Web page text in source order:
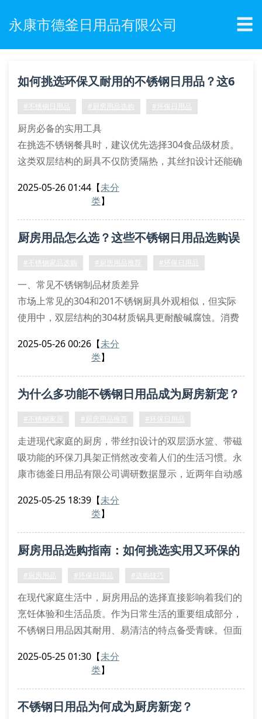
永康市德釜日用品有限公司 ☰
如何挑选环保又耐用的不锈钢日用品？这6
个技巧必须掌握！
#不锈钢日用品 #厨房用品选购 #环保日用品
厨房必备的实用工具
在挑选不锈钢餐具时，建议优先选择304食品级材质。
这类双层结构的厨具不仅防烫隔热，其丝扣设计还能确
但要注意查看产品是否通过sgs环保认证。
有效防锈。实测显示，采用加厚材质的储物罐承重能力
提升40%，特别适合存放干货调料。选购时注意观察产
2025-05-26 01:44 【未分
类】
厨房用品怎么选？这些不锈钢日用品选购误
区要避开！
#不锈钢家品选购 #厨房用品推荐 #环保日用品
一、常见不锈钢制品材质差异
市场上常见的304和201不锈钢厨具外观相似，但实际
使用中，双层结构的304材质锅具更耐酸碱腐蚀。消费
正规厂家会在器皿底部标注材质类型。特别要注意带丝
二、多功能设计产品选购要点
自动沥水菜篮建议选择带有环保硅胶垫的款式，既能保
2025-05-26 00:26 【未分
类】
为什么多功能不锈钢日用品成为厨房新宠？
#不锈钢家居 #厨房用品推荐 #环保日用品
走进现代家庭的厨房，带丝扣设计的双层沥水篮、带磁
吸功能的环保刀具架正悄然改变着人们的生活习惯。永
康市德釜日用品有限公司调研数据显示，近两年自动感
重塑厨房生态。
食材保存周期。采用冲压工艺制作的丝扣密封罐，通过
旋转式锁紧结构实现零渗漏。这些创新设计让传统塑料
2025-05-25 18:39 【未分
类】
厨房用品选购指南：如何挑选实用又环保的
不锈钢日用品？
#厨房用品 #环保日用品 #选购技巧
在现代家庭生活中，厨房用品的选择直接影响着我们的
烹饪体验和生活品质。作为日常生活的重要组成部分，
不锈钢日用品因其耐用、易清洁的特点备受青睐。但面
究竟什么样的厨房用品才真正实用又环保？
产品不仅外观时尚，而且具有防锈、耐腐蚀的特性。相
2025-05-25 01:30 【未分
类】
不锈钢日用品为何成为厨房新宠？